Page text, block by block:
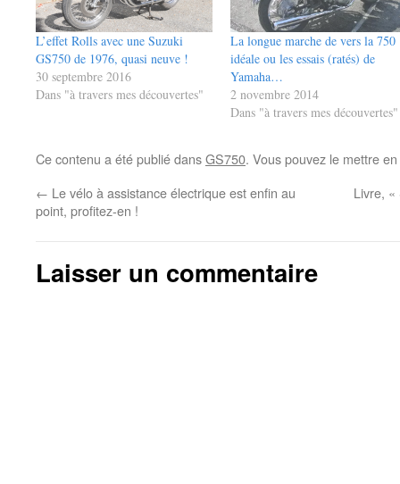
L’effet Rolls avec une Suzuki
GS750 de 1976, quasi neuve !
30 septembre 2016
Dans "à travers mes découvertes"
La longue marche de vers la 750
idéale ou les essais (ratés) de
Yamaha…
2 novembre 2014
Dans "à travers mes découvertes"
Ce contenu a été publié dansGS750. Vous pouvez le mettre
← Le vélo à assistance électrique est enfin au
point, profitez-en !
Livre,
Laisser un commentaire